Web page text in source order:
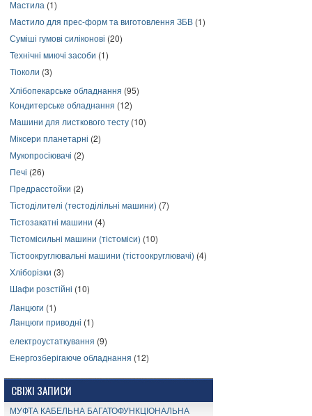
Мастила (1)
Мастило для прес-форм та виготовлення ЗБВ (1)
Суміші гумові силіконові (20)
Технічні миючі засоби (1)
Тіоколи (3)
Хлібопекарське обладнання (95)
Кондитерське обладнання (12)
Машини для листкового тесту (10)
Міксери планетарні (2)
Мукопросіювачі (2)
Печі (26)
Предрасстойки (2)
Тістоділителі (тестоділільні машини) (7)
Тістозакатні машини (4)
Тістомісильні машини (тістоміси) (10)
Тістоокруглювальні машини (тістоокруглювачі) (4)
Хліборізки (3)
Шафи розстійні (10)
Ланцюги (1)
Ланцюги приводні (1)
електроустаткування (9)
Енергозберігаюче обладнання (12)
СВІЖІ ЗАПИСИ
МУФТА КАБЕЛЬНА БАГАТОФУНКЦІОНАЛЬНА